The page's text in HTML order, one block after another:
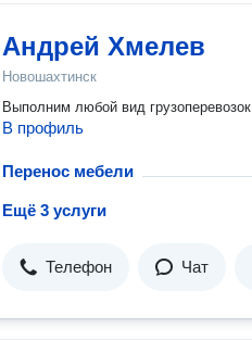
Андрей Хмелев
Новошахтинск
Выполним любой вид грузоперевозок
В профиль
Перенос мебели
Ещё 3 услуги
Телефон Чат